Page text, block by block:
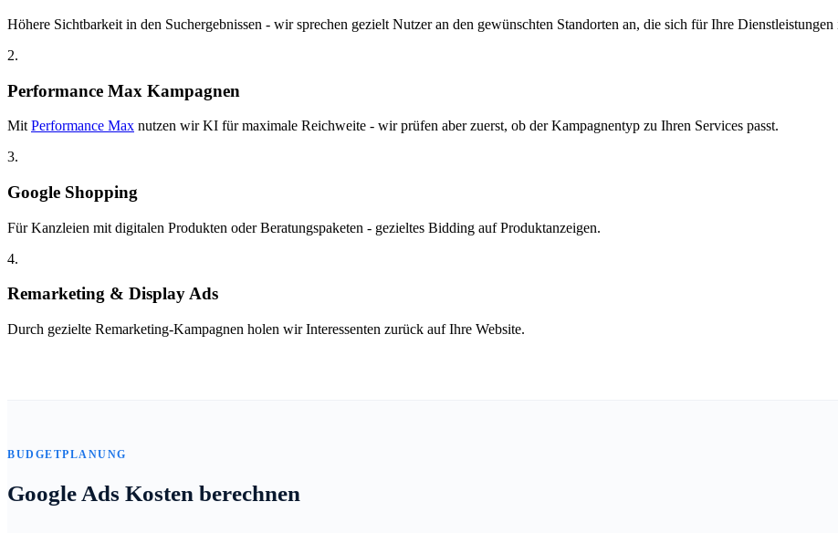
Höhere Sichtbarkeit in den Suchergebnissen - wir sprechen gezielt Nutzer an den gewünschten Standorten an, die sich für Ihre Dienstleistungen
2.
Performance Max Kampagnen
Mit Performance Max nutzen wir KI für maximale Reichweite - wir prüfen aber zuerst, ob der Kampagnentyp zu Ihren Services passt.
3.
Google Shopping
Für Kanzleien mit digitalen Produkten oder Beratungspaketen - gezieltes Bidding auf Produktanzeigen.
4.
Remarketing & Display Ads
Durch gezielte Remarketing-Kampagnen holen wir Interessenten zurück auf Ihre Website.
BUDGETPLANUNG
Google Ads Kosten berechnen